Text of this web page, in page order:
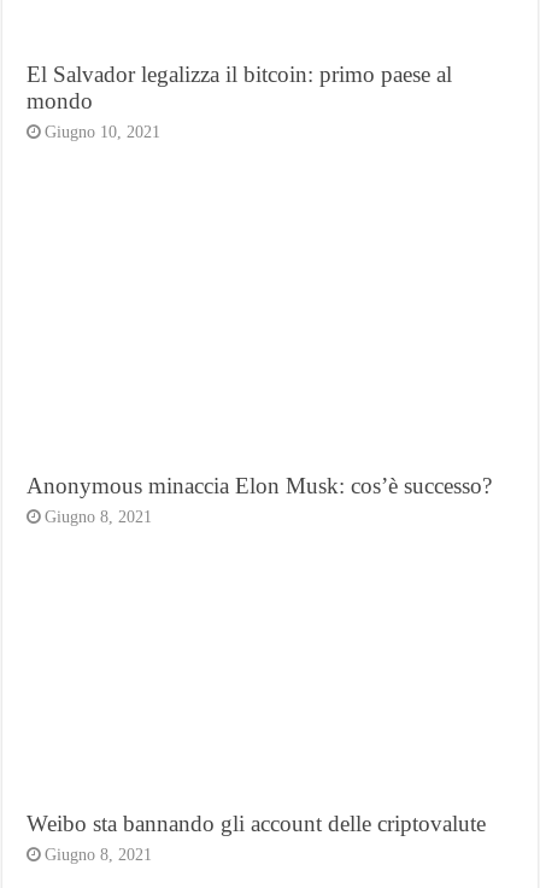
El Salvador legalizza il bitcoin: primo paese al
mondo
Giugno 10, 2021
Anonymous minaccia Elon Musk: cos’è successo?
Giugno 8, 2021
Weibo sta bannando gli account delle criptovalute
Giugno 8, 2021